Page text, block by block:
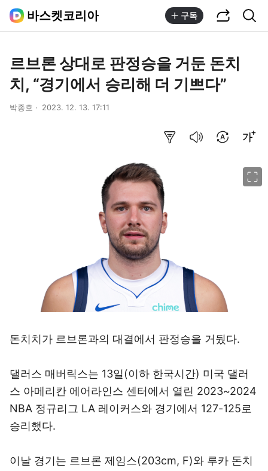
바스켓코리아 구독
르브론 상대로 판정승을 거둔 돈치
치, “경기에서 승리해 더 기쁘다”
박종호 2023. 12. 13. 17:11
돈치치가 르브론과의 대결에서 판정승을 거뒀다.
댈러스 매버릭스는 13일(이하 한국시간) 미국 댈러
스 아메리칸 에어라인스 센터에서 열린 2023~2024
NBA 정규리그 LA 레이커스와 경기에서 127-125로
승리했다.
이날 경기는 르브론 제임스(203cm, F)와 루카 돈치